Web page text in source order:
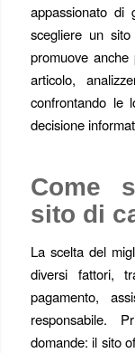
appassionato di
scegliere un
promuove
articolo,
confrontando le
decisione
Come
sito di
La scelta del
diversi fattori,
pagamento,
responsabile.
domande: il sito